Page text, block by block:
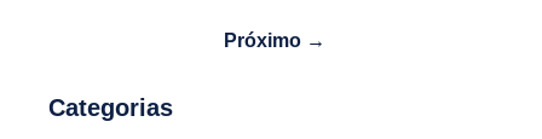
Próximo →
Categorias